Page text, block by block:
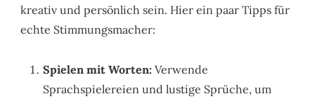
kreativ und persönlich sein. Hier ein paar Tipps für
echte Stimmungsmacher:
Spielen mit Worten: Verwende
Sprachspielereien und lustige Sprüche, um